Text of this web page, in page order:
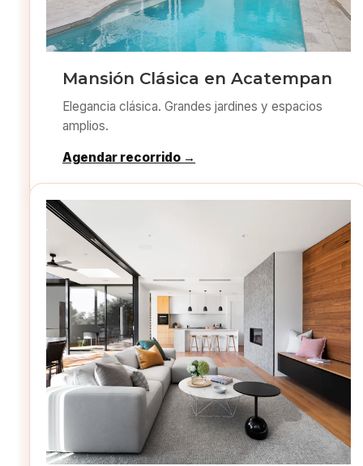
Mansión Clásica en Acatempan
Elegancia clásica. Grandes jardines y espacios
amplios.
Agendar recorrido →